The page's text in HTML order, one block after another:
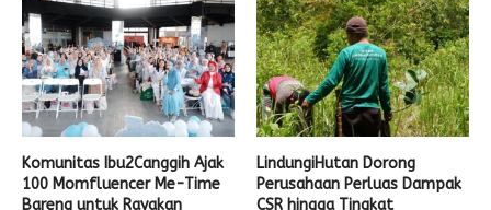
Komunitas Ibu2Canggih Ajak
100 Momfluencer Me-Time
Bareng untuk Rayakan
LindungiHutan Dorong
Perusahaan Perluas Dampak
CSR hingga Tingkat